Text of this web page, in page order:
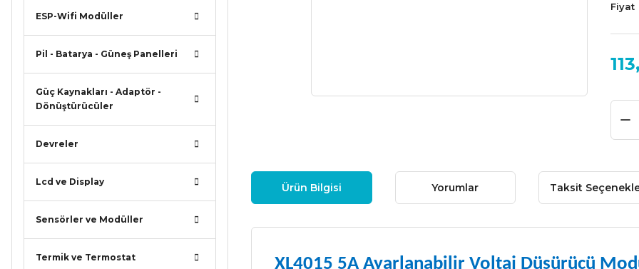
ESP-Wifi Modüller
Pil - Batarya - Güneş Panelleri
Güç Kaynakları - Adaptör -
Dönüştürücüler
Devreler
Lcd ve Display
Sensörler ve Modüller
Termik ve Termostat
Fiyat
Ürün Bilgisi Yorumlar Taksit
XL4015 5A Ayarlanabilir Voltaj Düşürücü